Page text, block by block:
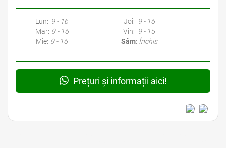
Lun: 9 - 16
Mar: 9 - 16
Mie: 9 - 16
Joi: 9 - 16
Vin: 9 - 15
Sâm: Închis
Prețuri și informații aici!